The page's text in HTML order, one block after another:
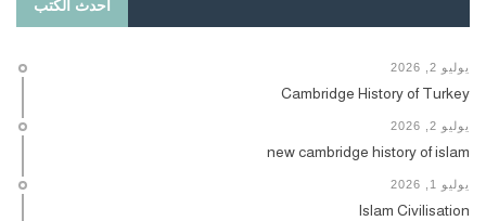
أحدث الكتب
يوليو 2, 2026
Cambridge History of Turkey
يوليو 2, 2026
new cambridge history of islam
يوليو 1, 2026
Islam Civilisation